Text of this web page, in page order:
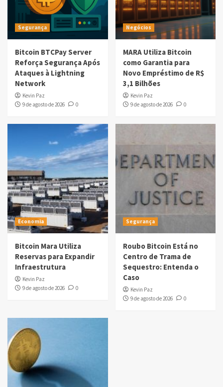
Segurança
Bitcoin BTCPay Server
Reforça Segurança Após
Ataques à Lightning
Network
Kevin Paz
9 de agosto de 2026
0
Negócios
MARA Utiliza Bitcoin
como Garantia para
Novo Empréstimo de R$
3,1 Bilhões
Kevin Paz
9 de agosto de 2026
0
Economia
Bitcoin Mara Utiliza
Reservas para Expandir
Infraestrutura
Kevin Paz
9 de agosto de 2026
0
Segurança
Roubo Bitcoin Está no
Centro de Trama de
Sequestro: Entenda o
Caso
Kevin Paz
9 de agosto de 2026
0